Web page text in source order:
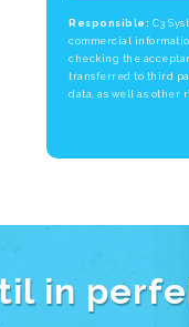
Responsible: C3
commercial
checking the
transferred to third
data, as well as other
in